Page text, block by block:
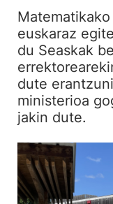
euskaraz
du Seaskak
dute
ministerioa
jakin dute.